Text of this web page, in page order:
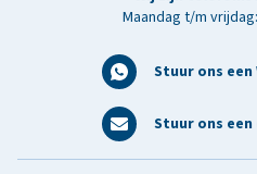
Maandag t/m
Stuur ons
Stuur ons een